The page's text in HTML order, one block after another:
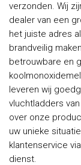
verzonden. Wij
dealer van een
het juiste adres
brandveilig
betrouwbare en
leveren wij
vluchtladders
over onze
uw unieke
klantenservice
dienst.